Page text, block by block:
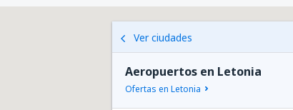
Ver ciudades
Aeropuertos en Letonia
Ofertas en Letonia